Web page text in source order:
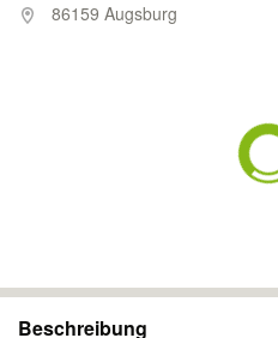
86159 Augsburg
Beschreibung